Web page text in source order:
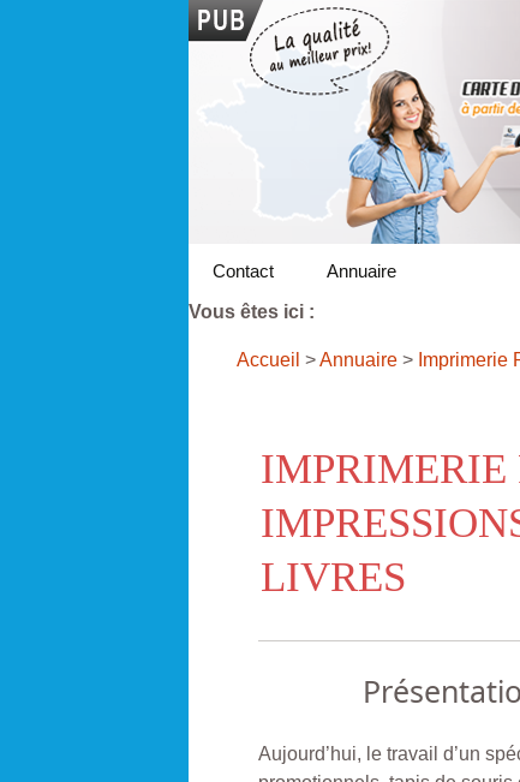
Contact
Annuaire
Vous êtes ici :
Accueil >Annuaire > Imprimerie
IMPRIMERIE
LIVRES
Aujourd’hui, le travail d’un